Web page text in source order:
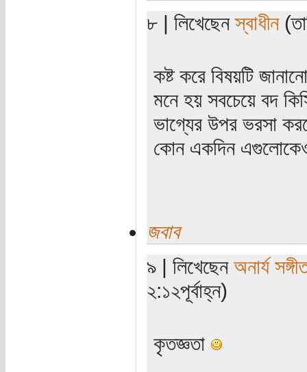
৮ | লিখেছেনস্বাধীন
কষ্ট করে বিষয়টি
মনে হয় সবচেয়ে বদ
ভাগ্যের উপর ভরসা
কোন একদিন এগুলোকেও
জবাব
৯ | লিখেছেন অনার্য
২:১২পূর্বাহ্ন)
কৃতজ্ঞতা